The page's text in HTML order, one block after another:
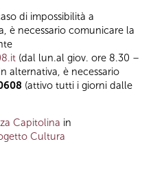
di impossibilità a
è necessario comunicare la
(dal lun.al giov. ore 8.30 –
alternativa, è necessario
(attivo tutti i giorni dalle
Capitolina in
Cultura